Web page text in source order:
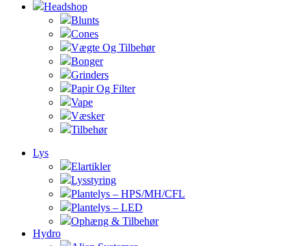
Headshop
Blunts
Cones
Vægte Og Tilbehør
Bonger
Grinders
Papir Og Filter
Vape
Væsker
Tilbehør
Lys
Elartikler
Lysstyring
Plantelys – HPS/MH/CFL
Plantelys – LED
Ophæng & Tilbehør
Hydro